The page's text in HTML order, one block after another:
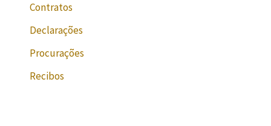
Contratos
Declarações
Procurações
Recibos